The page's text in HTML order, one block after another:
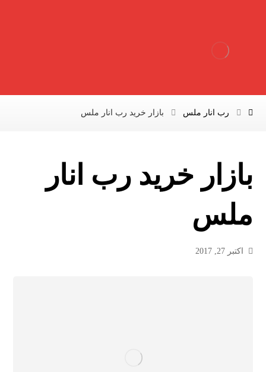
رب انار ملس بازار خرید رب انار ملس
بازار خرید رب انار
ملس
اکتبر 27, 2017